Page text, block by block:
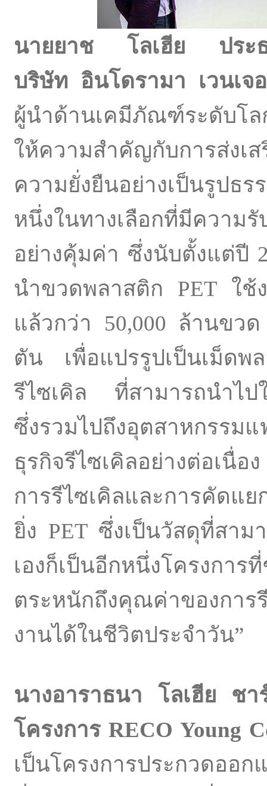
นายยาช โลเฮีย ประธา
บริษัท อินโดรามา เวนเ
ผู้นำด้านเคมีภัณฑ์ระดับโล
ให้ความสำคัญกับการส่งเ
ความยั่งยืนอย่างเป็นรูปธ
หนึ่งในทางเลือกที่มีความ
อย่างคุ้มค่า ซึ่งนับตั้งแต่ปี
นำขวดพลาสติก PET ใช้
แล้วกว่า 50,000 ล้านขว
ตัน เพื่อแปรรูปเป็นเม็ด
รีไซเคิล ที่สามารถนำไป
ซึ่งรวมไปถึงอุตสาหกรร
ธุรกิจรีไซเคิลอย่างต่อเนื่อ
การรีไซเคิลและการคัดแ
ยิ่ง PET ซึ่งเป็นวัสดุที่สาม
เองก็เป็นอีกหนึ่งโครงการ
ตระหนักถึงคุณค่าของการ
งานได้ในชีวิตประจำวัน”
นางอาราธนา โลเฮีย ช
โครงการ RECO Young
เป็นโครงการประกวดอ